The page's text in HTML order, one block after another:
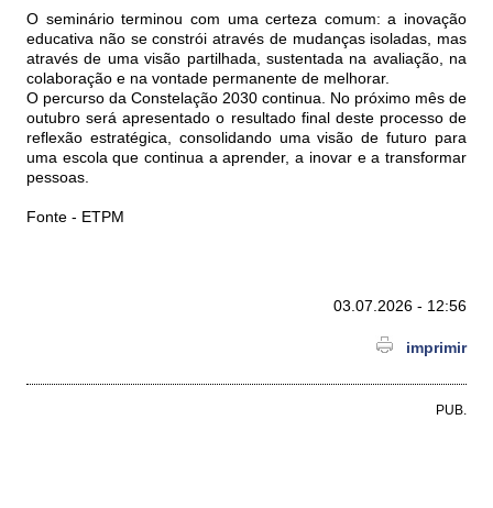
O seminário terminou com uma certeza comum: a inovação
educativa não se constrói através de mudanças isoladas, mas
através de uma visão partilhada, sustentada na avaliação, na
colaboração e na vontade permanente de melhorar.
O percurso da Constelação 2030 continua. No próximo mês de
outubro será apresentado o resultado final deste processo de
reflexão estratégica, consolidando uma visão de futuro para
uma escola que continua a aprender, a inovar e a transformar
pessoas.
Fonte - ETPM
03.07.2026 - 12:56
imprimir
PUB.